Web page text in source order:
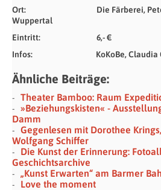
Ort: Die Färberei, Peter-
Wuppertal
Eintritt: 6,- €
Infos: KoKoBe, Claudia
Ähnliche Beiträge:
Theater Bamboo: Raum
»Beziehungskisten« -
Damm
Gegenlesen mit Dorothee
Wolfgang Schiffer
Die Kunst der Erinnerung:
Geschichtsarchive
„Kunst Erwarten“ am Barmer
Love the moment